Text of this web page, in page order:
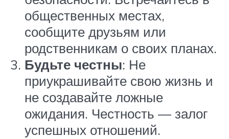
общественных местах,
сообщите друзьям или
родственникам о своих планах.
Будьте честны: Не
приукрашивайте свою жизнь и
не создавайте ложные
ожидания. Честность — залог
успешных отношений.